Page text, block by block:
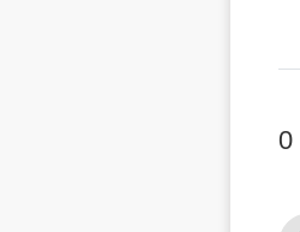
0